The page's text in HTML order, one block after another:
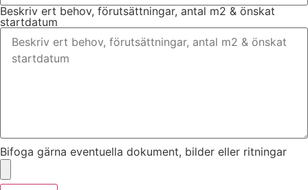
Beskriv ert behov, förutsättningar, antal m2 & önskat
startdatum
Bifoga gärna eventuella dokument, bilder eller ritningar